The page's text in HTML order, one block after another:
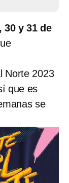
30 y 31 de
Norte 2023
que es
se